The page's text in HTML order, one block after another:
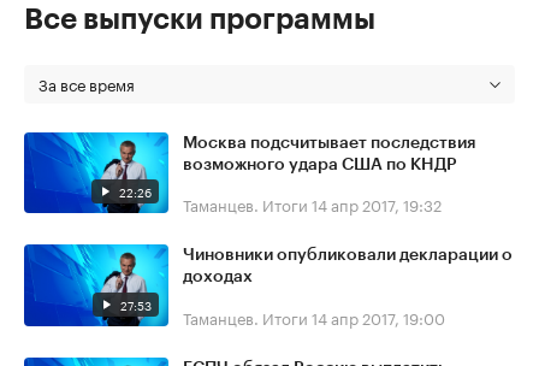
Все выпуски программы
За все время
22:26
Москва подсчитывает последствия
возможного удара США по КНДР
Таманцев. Итоги 14 апр 2017, 19:32
27:53
Чиновники опубликовали декларации о
доходах
Таманцев. Итоги 14 апр 2017, 19:00